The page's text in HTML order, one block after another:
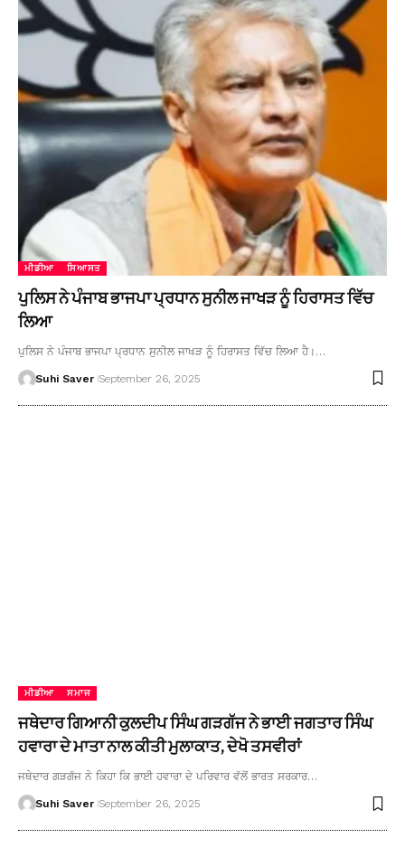
ਮੀਡੀਆ ਸਿਆਸਤ
ਪੁਲਿਸ ਨੇ ਪੰਜਾਬ ਭਾਜਪਾ ਪ੍ਰਧਾਨ ਸੁਨੀਲ ਜਾਖੜ ਨੂੰ ਹਿਰਾਸਤ ਵਿੱਚ
ਲਿਆ
ਪੁਲਿਸ ਨੇ ਪੰਜਾਬ ਭਾਜਪਾ ਪ੍ਰਧਾਨ ਸੁਨੀਲ ਜਾਖੜ ਨੂੰ ਹਿਰਾਸਤ ਵਿੱਚ ਲਿਆ ਹੈ।…
Suhi Saver September 26, 2025
ਮੀਡੀਆ ਸਮਾਜ
ਜਥੇਦਾਰ ਗਿਆਨੀ ਕੁਲਦੀਪ ਸਿੰਘ ਗੜਗੱਜ ਨੇ ਭਾਈ ਜਗਤਾਰ ਸਿੰਘ
ਹਵਾਰਾ ਦੇ ਮਾਤਾ ਨਾਲ ਕੀਤੀ ਮੁਲਾਕਾਤ, ਦੇਖੋ ਤਸਵੀਰਾਂ
ਜਥੇਦਾਰ ਗੜਗੱਜ ਨੇ ਕਿਹਾ ਕਿ ਭਾਈ ਹਵਾਰਾ ਦੇ ਪਰਿਵਾਰ ਵੱਲੋਂ ਭਾਰਤ ਸਰਕਾਰ…
Suhi Saver September 26, 2025